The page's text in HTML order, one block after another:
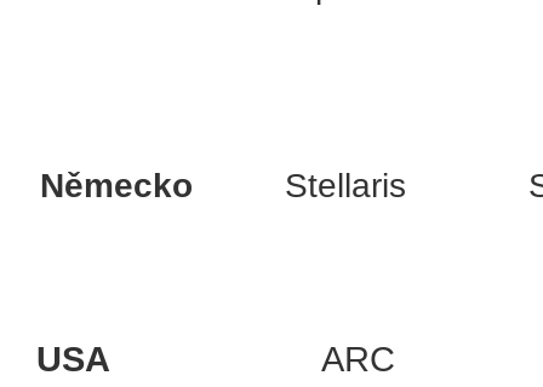
Německo Stellaris
USA